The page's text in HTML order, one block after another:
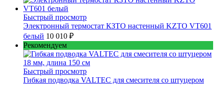
Быстрый просмотр
Электронный термостат КЗТО настенный KZTO VT601
белый 10 010 ₽
Рекомендуем
Быстрый просмотр
Гибкая подводка VALTEC для смесителя со штуцером